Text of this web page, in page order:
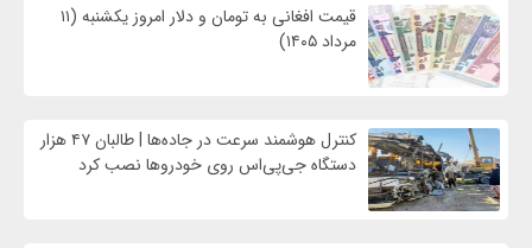
قیمت افغانی به تومان و دلار امروز یکشنبه (۱۱
مرداد ۱۴۰۵)
کنترل هوشمند سرعت در جاده‌ها | طالبان ۴۷ هزار
دستگاه جی‌پی‌اس روی خودروها نصب کرد